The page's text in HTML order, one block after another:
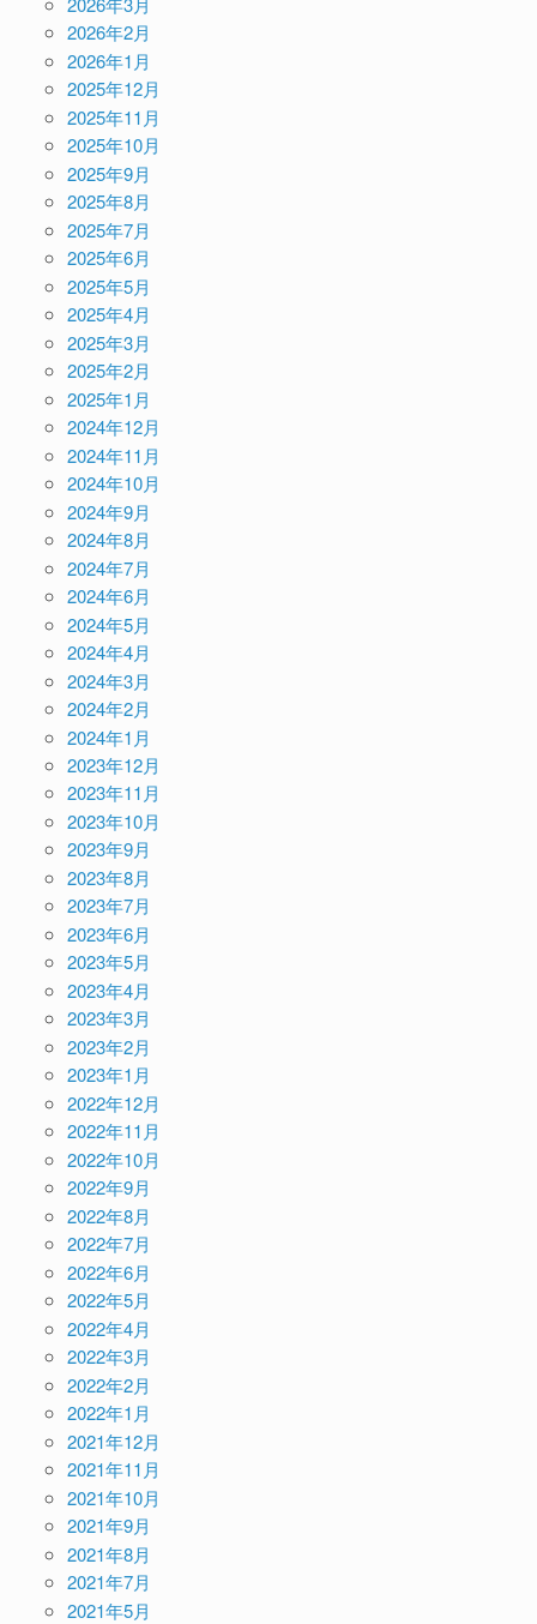
2026年2月
2026年1月
2025年12月
2025年11月
2025年10月
2025年9月
2025年8月
2025年7月
2025年6月
2025年5月
2025年4月
2025年3月
2025年2月
2025年1月
2024年12月
2024年11月
2024年10月
2024年9月
2024年8月
2024年7月
2024年6月
2024年5月
2024年4月
2024年3月
2024年2月
2024年1月
2023年12月
2023年11月
2023年10月
2023年9月
2023年8月
2023年7月
2023年6月
2023年5月
2023年4月
2023年3月
2023年2月
2023年1月
2022年12月
2022年11月
2022年10月
2022年9月
2022年8月
2022年7月
2022年6月
2022年5月
2022年4月
2022年3月
2022年2月
2022年1月
2021年12月
2021年11月
2021年10月
2021年9月
2021年8月
2021年7月
2021年5月